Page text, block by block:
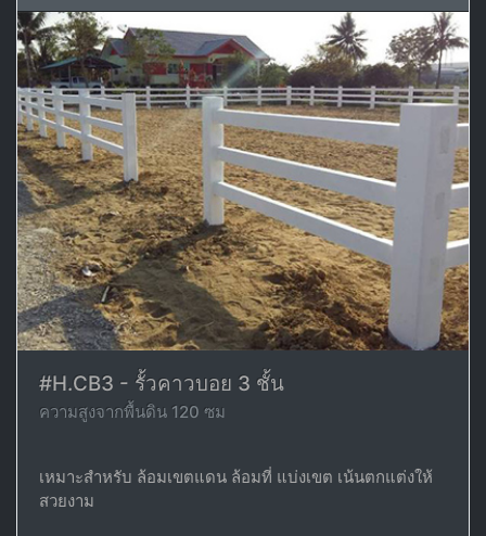
#H.CB3 - รั้วคาวบอย 3 ชั้น
ความสูงจากพื้นดิน 120 ซม
เหมาะสำหรับ ล้อมเขตแดน ล้อมที่ แบ่งเขต เน้นตกแต่งให้
สวยงาม